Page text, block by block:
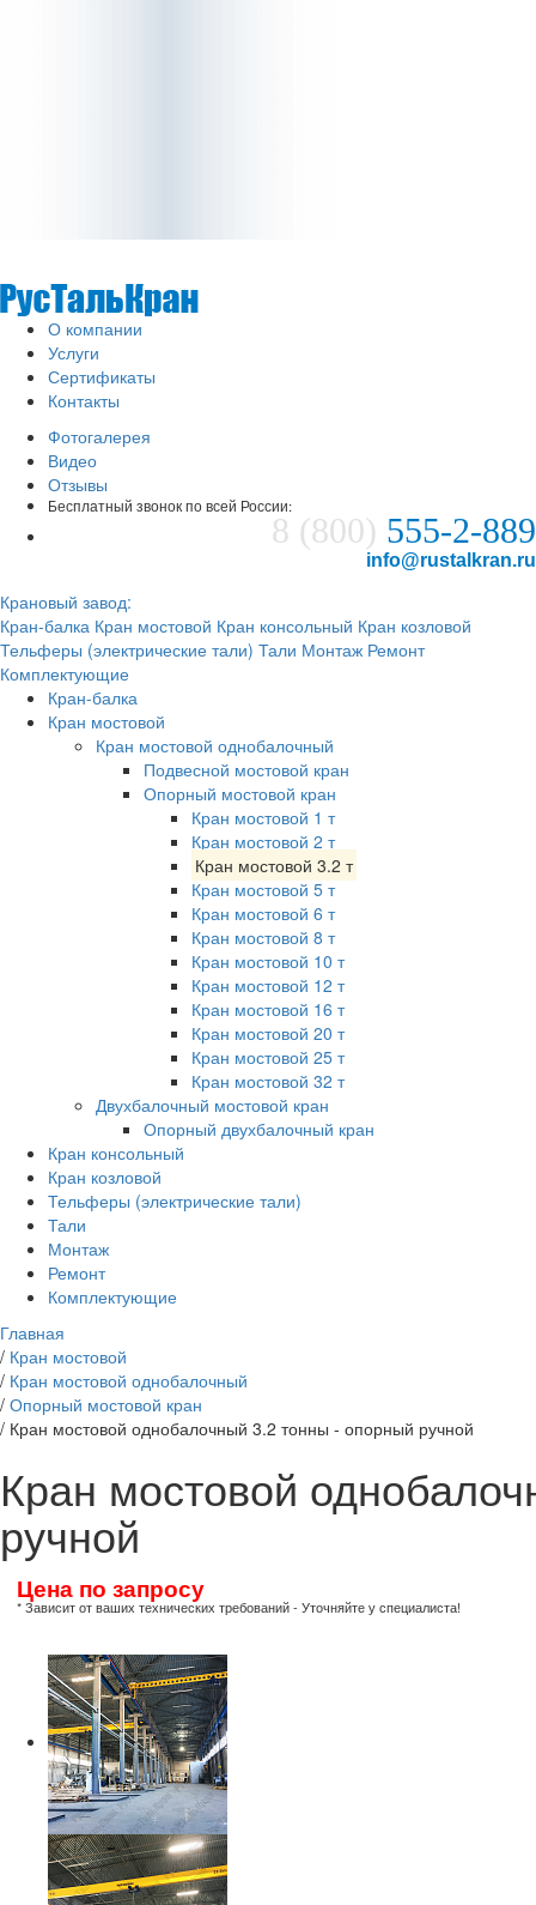
О компании
Услуги
Сертификаты
Контакты
Фотогалерея
Видео
Отзывы
Бесплатный звонок по всей России:
8 (800) 555-2-889
info@rustalkran.ru
Крановый завод:
Кран-балка Кран мостовой Кран консольный Кран козловой
Тельферы (электрические тали) Тали Монтаж Ремонт
Комплектующие
Кран-балка
Кран мостовой
Кран мостовой однобалочный
Подвесной мостовой кран
Опорный мостовой кран
Кран мостовой 1 т
Кран мостовой 2 т
Кран мостовой 3.2 т
Кран мостовой 5 т
Кран мостовой 6 т
Кран мостовой 8 т
Кран мостовой 10 т
Кран мостовой 12 т
Кран мостовой 16 т
Кран мостовой 20 т
Кран мостовой 25 т
Кран мостовой 32 т
Двухбалочный мостовой кран
Опорный двухбалочный кран
Кран консольный
Кран козловой
Тельферы (электрические тали)
Тали
Монтаж
Ремонт
Комплектующие
Главная
/ Кран мостовой
/ Кран мостовой однобалочный
/ Опорный мостовой кран
/ Кран мостовой однобалочный 3.2 тонны - опорный ручной
Кран мостовой
ручной
Цена по запросу
* Зависит от ваших технических требований - Уточняйте у специалиста!